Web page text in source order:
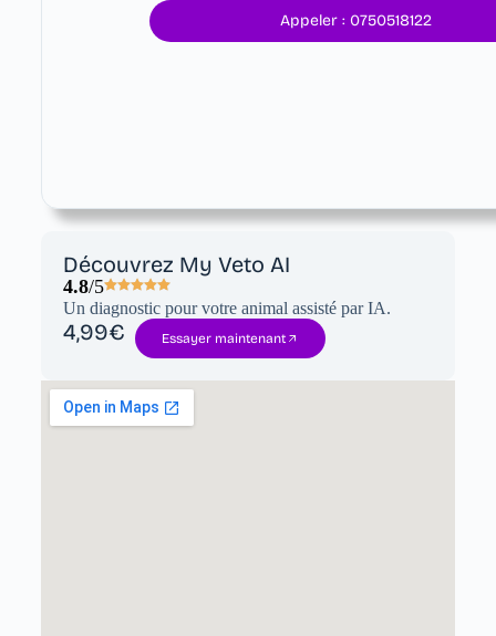
Appeler : 0750518122
Découvrez My Veto AI
4.8/5
Un diagnostic pour votre animal assisté par IA.
4,99€ Essayer maintenant